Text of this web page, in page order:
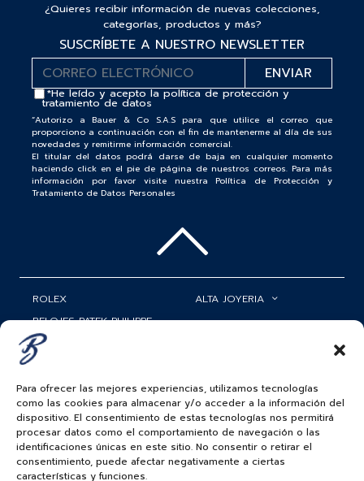
Para ofrecer las mejores experiencias, utilizamos tecnologías
como las cookies para almacenar y/o acceder a la información del
dispositivo. El consentimiento de estas tecnologías nos permitirá
procesar datos como el comportamiento de navegación o las
identificaciones únicas en este sitio. No consentir o retirar el
consentimiento, puede afectar negativamente a ciertas
características y funciones.
¿Quieres recibir información de nuevas colecciones,
categorías, productos y más?
SUSCRÍBETE A NUESTRO NEWSLETTER
*He leído y acepto lapolítica de protección y
tratamiento de datos
“Autorizo a Bauer & Co S.A.S para que utilice el correo que
proporciono a continuación con el fin de mantenerme al día de sus
novedades y remitirme información comercial.
El titular del datos podrá darse de baja en cualquier momento
haciendo click en el pie de página de nuestros correos. Para más
información por favor visite nuestra Política de Protección y
Tratamiento de Datos Personales
ROLEX
RELOJES PATEK PHILIPPE
RELOJERÍA
ALTA JOYERIA
MATRIMONIOS
ACCESORIOS
BAUER NEWS
SERVICIOS
SIGUENOS EN